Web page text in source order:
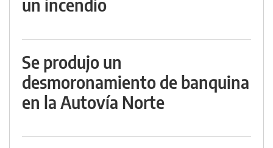
un incendio
Se produjo un
desmoronamiento de banquina
en la Autovía Norte